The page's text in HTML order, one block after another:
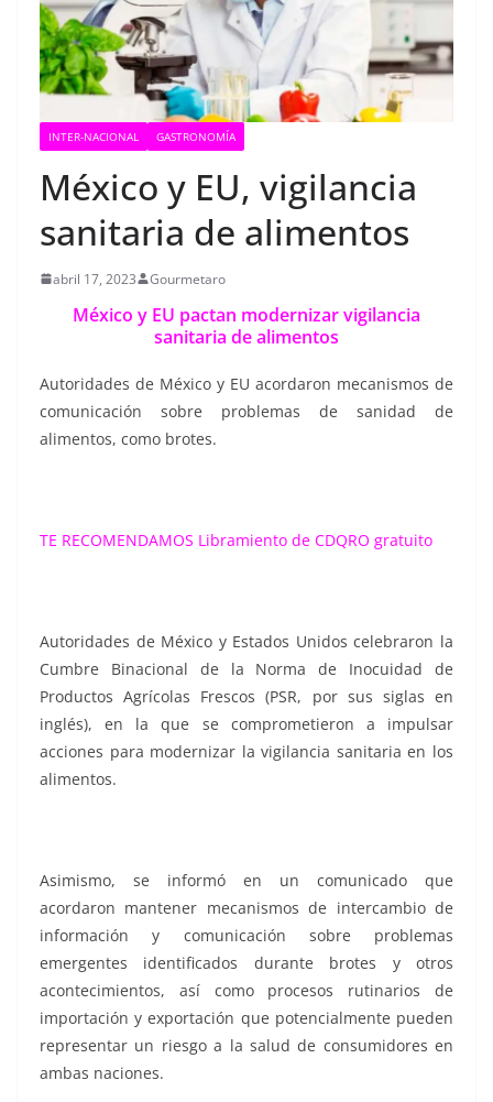
INTER-NACIONAL GASTRONOMÍA
México y EU, vigilancia
sanitaria de alimentos
abril 17, 2023 Gourmetaro
México y EU pactan modernizar vigilancia
sanitaria de alimentos
Autoridades de México y EU acordaron mecanismos de
comunicación sobre problemas de sanidad de
alimentos, como brotes.
TE RECOMENDAMOS Libramiento de CDQRO gratuito
Autoridades de México y Estados Unidos celebraron la
Cumbre Binacional de la Norma de Inocuidad de
Productos Agrícolas Frescos (PSR, por sus siglas en
inglés), en la que se comprometieron a impulsar
acciones para modernizar la vigilancia sanitaria en los
alimentos.
Asimismo, se informó en un comunicado que
acordaron mantener mecanismos de intercambio de
información y comunicación sobre problemas
emergentes identificados durante brotes y otros
acontecimientos, así como procesos rutinarios de
importación y exportación que potencialmente pueden
representar un riesgo a la salud de consumidores en
ambas naciones.